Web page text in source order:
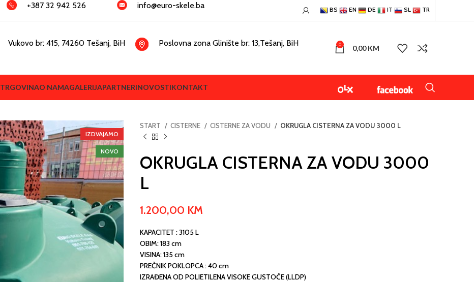
+387 32 942 526 info@euro-skele.ba BS EN DE IT SL TR
Vukovo br: 415, 74260 Tešanj, BiH Poslovna zona Glinište br: 13,Tešanj, BiH 0 0,00KM
TRGOVINAO NAMAGALERIJAPARTNERINOVOSTIKONTAKT
IZDVAJAMO
NOVO
START CISTERNE CISTERNE ZA VODU OKRUGLA CISTERNA ZA VODU 3000 L
OKRUGLA CISTERNA ZA VODU 3000
L
1.200,00 KM
KAPACITET : 3105 L
OBIM: 183 cm
VISINA: 135 cm
PREČNIK POKLOPCA : 40 cm
IZRAĐENA OD POLIETILENA VISOKE GUSTOĆE (LLDP)